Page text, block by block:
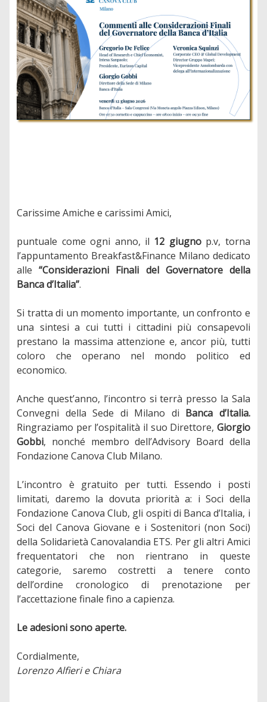
Carissime Amiche e carissimi Amici,
puntuale come ogni anno, il 12 giugnop.v, torna
l’appuntamento Breakfast&Finance Milano dedicato
alle“Considerazioni Finali del Governatore della
Banca d’Italia”.
Si tratta di un momento importante, un confronto e
una sintesi a cui tutti i cittadini più consapevoli
prestano la massima attenzione e, ancor più, tutti
coloro che operano nel mondo politico ed
economico.
Anche quest’anno, l’incontro si terrà presso la Sala
Convegni della Sede di Milano di Banca d’Italia.
Ringraziamo per l’ospitalità il suo Direttore, Giorgio
Gobbi, nonché membro dell’Advisory Board della
Fondazione Canova Club Milano.
L’incontro è gratuito per tutti. Essendo i posti
limitati, daremo la dovuta priorità a: i Soci della
Fondazione Canova Club, gli ospiti di Banca d’Italia, i
Soci del Canova Giovane e i Sostenitori (non Soci)
della Solidarietà Canovalandia ETS. Per gli altri Amici
frequentatori che non rientrano in queste
categorie, saremo costretti a tenere conto
dell’ordine cronologico di prenotazione per
l’accettazione finale fino a capienza.
Le adesioni sono aperte.
Cordialmente,
Lorenzo Alfieri e Chiara